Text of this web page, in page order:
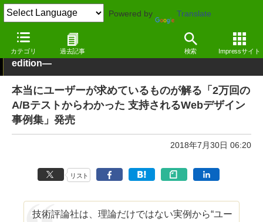
Powered by Translate
カテゴリ 過去記事 検索 Impressサイト
Book Watch/ブックニュース ―MdN Design Interactive
edition―
本当にユーザーが求めているものが解る「2万回の
A/Bテストからわかった 支持されるWebデザイン
事例集」発売
2018年7月30日 06:20
リスト
技術評論社は、理論だけではない実例から“ユー